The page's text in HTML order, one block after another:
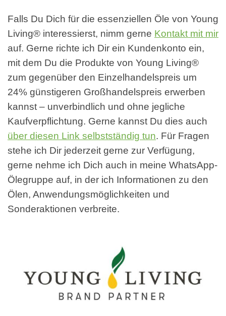
Falls Du Dich für die essenziellen Öle von Young
Living® interessierst, nimm gerne Kontakt mit mir
auf. Gerne richte ich Dir ein Kundenkonto ein,
mit dem Du die Produkte von Young Living®
zum gegenüber den Einzelhandelspreis um
24% günstigeren Großhandelspreis erwerben
kannst – unverbindlich und ohne jegliche
Kaufverpflichtung. Gerne kannst Du dies auch
über diesen Link selbstständig tun. Für Fragen
stehe ich Dir jederzeit gerne zur Verfügung,
gerne nehme ich Dich auch in meine WhatsApp-
Ölegruppe auf, in der ich Informationen zu den
Ölen, Anwendungsmöglichkeiten und
Sonderaktionen verbreite.